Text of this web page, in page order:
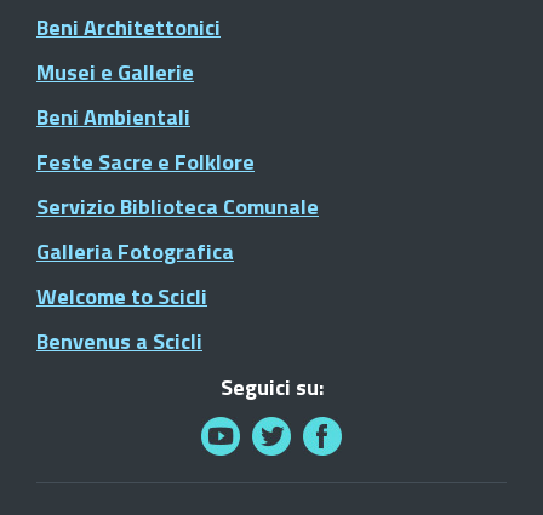
Beni Architettonici
Musei e Gallerie
Beni Ambientali
Feste Sacre e Folklore
Servizio Biblioteca Comunale
Galleria Fotografica
Welcome to Scicli
Benvenus a Scicli
Seguici su: